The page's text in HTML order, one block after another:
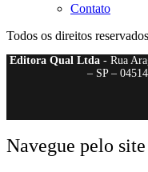
Contato
Todos os direitos
Editora Qual Ltda- Rua
– SP –
Navegue pelo site